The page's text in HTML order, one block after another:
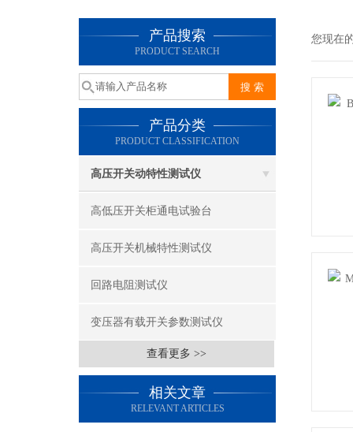
产品搜索
PRODUCT SEARCH
产品分类
PRODUCT CLASSIFICATION
高压开关动特性测试仪
高低压开关柜通电试验台
高压开关机械特性测试仪
回路电阻测试仪
变压器有载开关参数测试仪
查看更多 >>
相关文章
RELEVANT ARTICLES
您现在